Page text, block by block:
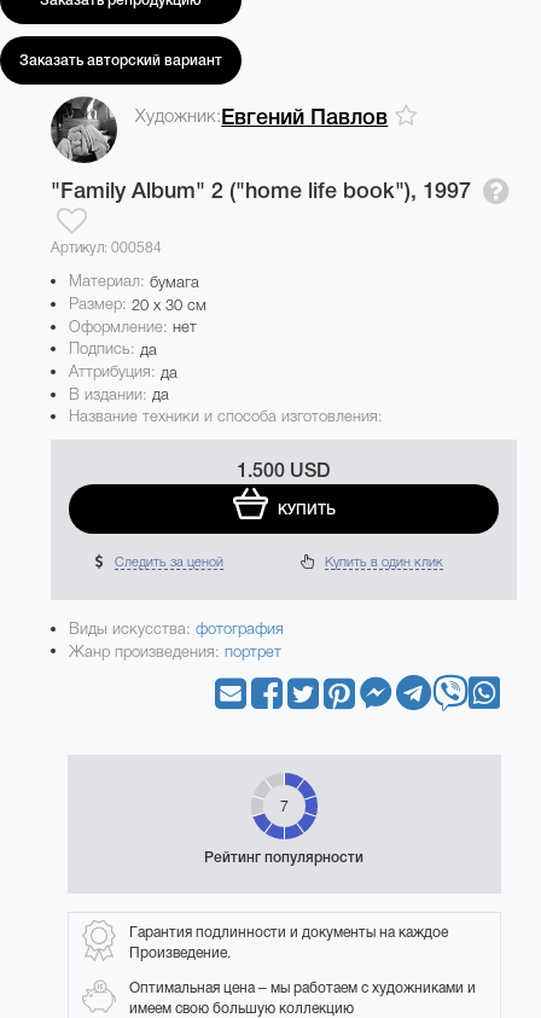
Заказать авторский вариант
Художник: Евгений Павлов
"Family Album" 2 ("home life book"), 1997
Артикул: 000584
Материал: бумага
Размер: 20 x 30 см
Оформление:нет
Подпись: да
Аттрибуция: да
В издании: да
Название техники и способа изготовления:
1.500 USD
КУПИТЬ
Следить за ценой Купить в один клик
Виды искусства:фотография
Жанр произведения: портрет
7
Рейтинг популярности
Гарантия подлинности и документы на каждое
Произведение.
Оптимальная цена – мы работаем с художниками и
имеем свою большую коллекцию